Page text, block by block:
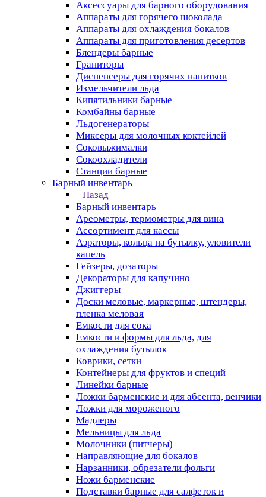
Аксессуары для барного оборудования
Аппараты для горячего шоколада
Аппараты для охлаждения бокалов
Аппараты для приготовления десертов
Блендеры барные
Граниторы
Диспенсеры для горячих напитков
Измельчители льда
Кипятильники барные
Комбайны барные
Льдогенераторы
Миксеры для молочных коктейлей
Соковыжималки
Сокоохладители
Станции барные
Барный инвентарь
Назад
Барный инвентарь
Ареометры, термометры для вина
Ассортимент для кассы
Аэраторы, кольца на бутылку, уловители
капель
Гейзеры, дозаторы
Декораторы для капучино
Джиггеры
Доски меловые, маркерные, штендеры,
пленка меловая
Емкости для сока
Емкости и формы для льда, для
охлаждения бутылок
Коврики, сетки
Контейнеры для фруктов и специй
Линейки барные
Ложки барменские и для абсента, венчики
Ложки для мороженого
Мадлеры
Мельницы для льда
Молочники (питчеры)
Направляющие для бокалов
Нарзанники, обрезатели фольги
Ножи барменские
Подставки барные для салфеток и